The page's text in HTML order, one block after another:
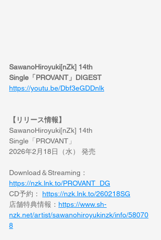
SawanoHiroyuki[nZk] 14th
Single「PROVANT」DIGEST
https://youtu.be/Dbf3eGDDnlk
【リリース情報】
SawanoHiroyuki[nZk] 14th
Single「PROVANT」
2026年2月18日（水） 発売
Download＆Streaming：
https://nzk.lnk.to/PROVANT_DG
CD予約： https://nzk.lnk.to/260218SG
店舗特典情報： https://www.sh-
nzk.net/artist/sawanohiroyukinzk/info/58070
8